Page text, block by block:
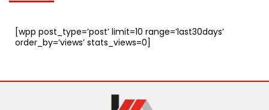
[wpp post_type=’post’ limit=10 range=’last30days’
order_by=’views’ stats_views=0]